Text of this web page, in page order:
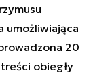
umożliwiająca
20
obiegły